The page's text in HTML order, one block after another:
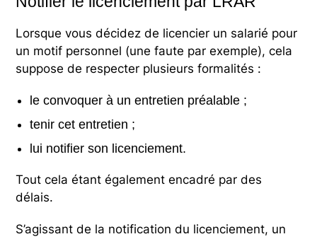
Lorsque vous décidez de licencier un salarié pour
un motif personnel (une faute par exemple), cela
suppose de respecter plusieurs formalités :
le convoquer à un entretien préalable ;
tenir cet entretien ;
lui notifier son licenciement.
Tout cela étant également encadré par des
délais.
S’agissant de la notification du licenciement, un